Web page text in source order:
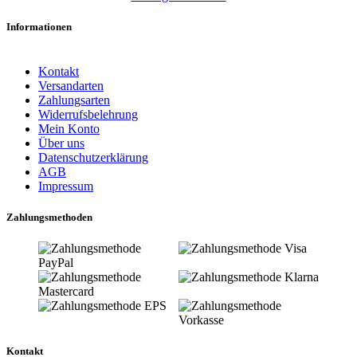
Informationen
Kontakt
Versandarten
Zahlungsarten
Widerrufsbelehrung
Mein Konto
Über uns
Datenschutzerklärung
AGB
Impressum
Zahlungsmethoden
Kontakt